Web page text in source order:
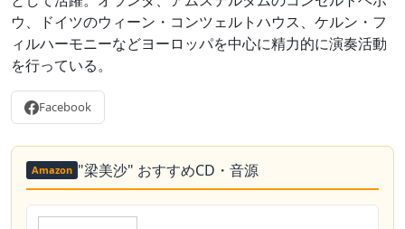
ウ、ドイツのウィーン・コンツェルトハウス、ケルン・フ
ィルハーモニーなどヨーロッパを中心に精力的に演奏活動
を行っている。
Facebook
Amazon "梁美沙" おすすめCD・音源